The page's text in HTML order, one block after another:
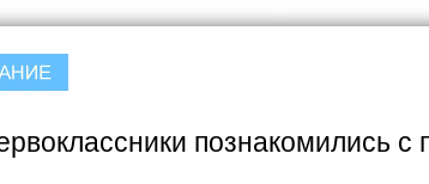
познакомились